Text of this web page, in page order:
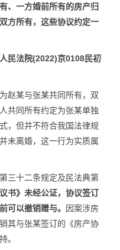
、一方婚前所有的房产归
方所有，这些协议约定一
民法院(2022)京0108民初
赵某与张某共同所有，双
共同所有约定为张某单独
，但并不符合我国法律规
未离婚，这一行为实质属
三十二条规定及民法典第
书》未经公证，协议签订
可以撤销赠与。
因案涉房
其与张某签订的《房产协
。